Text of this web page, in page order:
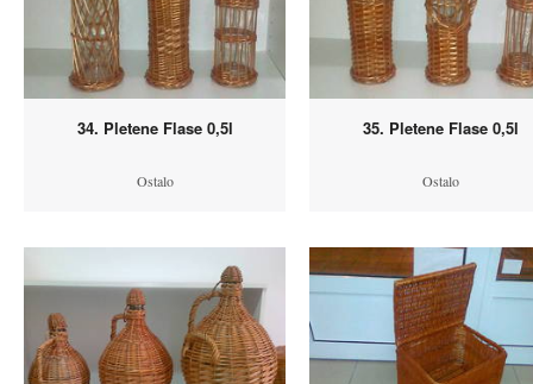
34. Pletene Flase 0,5l
Ostalo
35. Pletene Flase 0,5l
Ostalo